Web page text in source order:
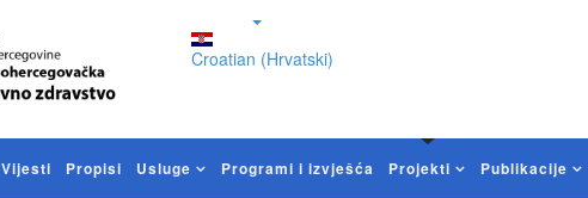
Croatian (Hrvatski)
Vijesti Propisi Usluge Programi i izvješća Projekti Publikacije